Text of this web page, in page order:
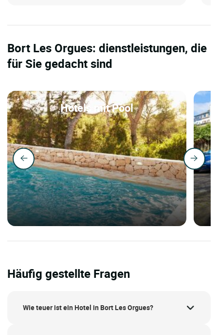
Bort Les Orgues: dienstleistungen, die
für Sie gedacht sind
Hotels mit Pool
Häufig gestellte Fragen
Wie teuer ist ein Hotel in Bort Les Orgues?